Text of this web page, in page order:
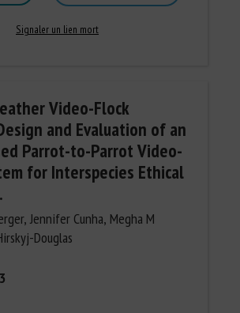
Signaler un lien mort
Video-Flock
and Evaluation of an
Parrot-to-Parrot Video-
for Interspecies Ethical
Jennifer Cunha, Megha M
Douglas